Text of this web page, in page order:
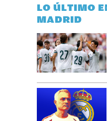
LO ÚLTIMO
MADRID